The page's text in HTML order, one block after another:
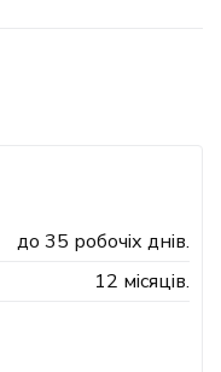
до 35 робочіх днів.
12 місяців.